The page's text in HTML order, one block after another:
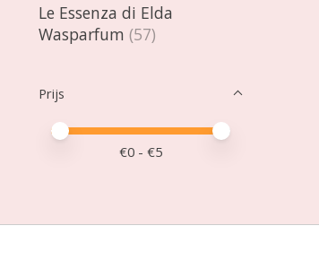
Le Essenza di Elda
Wasparfum (57)
Prijs
Minimale prijswaarde
Price maximum value
€0 - €5